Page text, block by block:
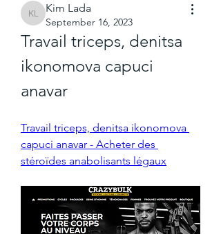
Kim Lada
Kim Lada
September 16, 2023
Travail triceps, denitsa
ikonomova capuci
anavar
Travail triceps, denitsa ikonomova
capuci anavar - Acheter des
stéroïdes anabolisants légaux